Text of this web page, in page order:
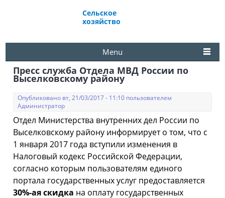
Сельское
хозяйство
Menu
Пресс служба Отдела МВД России по
Выселковскому району
Опубликовано вт, 21/03/2017 - 11:10 пользователем
Администратор
Отдел Министерства внутренних дел России по
Выселковскому району информирует о том, что с
1 января 2017 года вступили изменения в
Налоговый кодекс Российской Федерации,
согласно которым пользователям единого
портала государственных услуг предоставляется
30%-ая скидка на оплату государственных